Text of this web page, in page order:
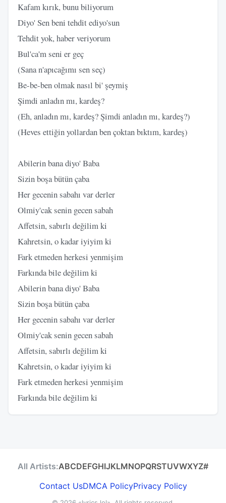
Kafam kırık, bunu biliyorum
Diyo' Sen beni tehdit ediyo'sun
Tehdit yok, haber veriyorum
Bul'ca'm seni er geç
(Sana n'apıcağımı sen seç)
Be-be-ben olmak nasıl bi' şeymiş
Şimdi anladın mı, kardeş?
(Eh, anladın mı, kardeş? Şimdi anladın mı, kardeş?)
(Heves ettiğin yollardan ben çoktan bıktım, kardeş)
Abilerin bana diyo' Baba
Sizin boşa bütün çaba
Her gecenin sabahı var derler
Olmiy'cak senin gecen sabah
Affetsin, sabırlı değilim ki
Kahretsin, o kadar iyiyim ki
Fark etmeden herkesi yenmişim
Farkında bile değilim ki
Abilerin bana diyo' Baba
Sizin boşa bütün çaba
Her gecenin sabahı var derler
Olmiy'cak senin gecen sabah
Affetsin, sabırlı değilim ki
Kahretsin, o kadar iyiyim ki
Fark etmeden herkesi yenmişim
Farkında bile değilim ki
All Artists:ABCDEFGHIJKLMNOPQRSTUVWXYZ#
Contact UsDMCA PolicyPrivacy Policy